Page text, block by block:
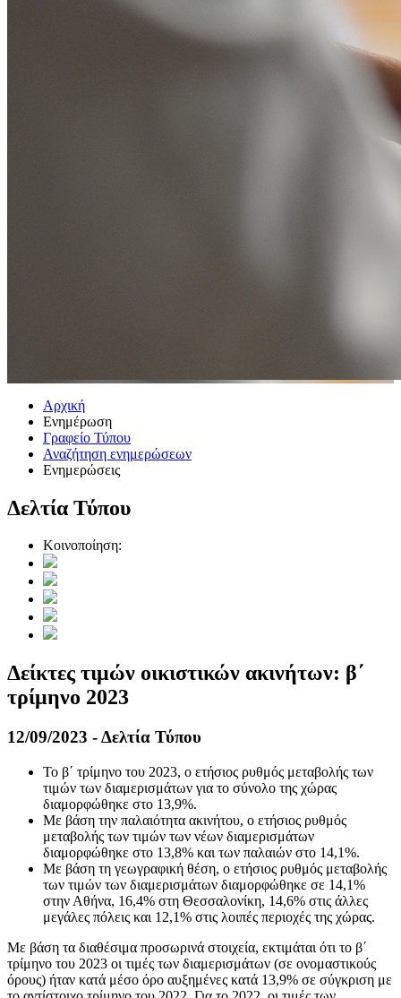
Αρχική
Ενημέρωση
Γραφείο Τύπου
Αναζήτηση ενημερώσεων
Ενημερώσεις
Δελτία Τύπου
Κοινοποίηση:
Δείκτες τιμών οικιστικών ακινήτων: β΄
τρίμηνο 2023
12/09/2023 - Δελτία Τύπου
Το β΄ τρίμηνο του 2023, ο ετήσιος ρυθμός μεταβολής των
τιμών των διαμερισμάτων για το σύνολο της χώρας
διαμορφώθηκε στο 13,9%.
Με βάση την παλαιότητα ακινήτου, ο ετήσιος ρυθμός
μεταβολής των τιμών των νέων διαμερισμάτων
διαμορφώθηκε στο 13,8% και των παλαιών στο 14,1%.
Με βάση τη γεωγραφική θέση, ο ετήσιος ρυθμός μεταβολής
των τιμών των διαμερισμάτων διαμορφώθηκε σε 14,1%
στην Αθήνα, 16,4% στη Θεσσαλονίκη, 14,6% στις άλλες
μεγάλες πόλεις και 12,1% στις λοιπές περιοχές της χώρας.
Με βάση τα διαθέσιμα προσωρινά στοιχεία, εκτιμάται ότι το β΄
τρίμηνο του 2023 οι τιμές των διαμερισμάτων (σε ονομαστικούς
όρους) ήταν κατά μέσο όρο αυξημένες κατά 13,9% σε σύγκριση με